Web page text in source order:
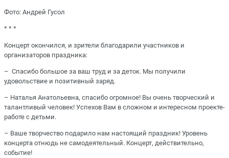
Фото: Андрей Гусол
* * *
Концерт окончился, и зрители благодарили участников и
организаторов праздника:
– Спасибо большое за ваш труд и за деток. Мы получили
удовольствие и позитивный заряд.
– Наталья Анатольевна, спасибо огромное! Вы очень творческий и
талантливый человек! Успехов Вам в сложном и интересном проекте-
работе с детьми.
– Ваше творчество подарило нам настоящий праздник! Уровень
концерта отнюдь не самодеятельный. Концерт, действительно,
событие!